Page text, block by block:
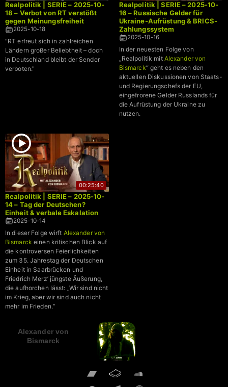
Realpolitik | SERIE – 2025-10-
18 – Verbot von RT verstößt
gegen Meinungsfreiheit
2025-10-18
"RT erfreut sich in zahlreichen
Ländern großer Beliebtheit – doch
in Deutschland bleibt der Sender
verboten."
Realpolitik | SERIE – 2025-10-
16 – Russische Gelder für
Ukraine-Aufrüstung & BRICS-
Zahlungssystem
2025-10-16
In der neuesten Folge von
„Realpolitik mit Alexander von
Bismarck“ geht es neben den
aktuellen Diskussionen von Staats-
und Regierungschefs der EU,
eingefrorene Gelder Russlands für
die Aufrüstung der Ukraine zu
nutzen.
00:25:40
Realpolitik | SERIE – 2025-10-
14 – Tag der Deutschen?
Einheit & verbale Eskalation
2025-10-14
In dieser Folge wirft Alexander von
Bismarck einen kritischen Blick auf
die kontroversen Feierlichkeiten
zum 35. Jahrestag der Deutschen
Einheit in Saarbrücken und
Friedrich Merz’ jüngste Äußerung,
die aufhorchen lässt: „Wir sind nicht
im Krieg, aber wir sind auch nicht
mehr im Frieden.“
Alexander von
Bismarck